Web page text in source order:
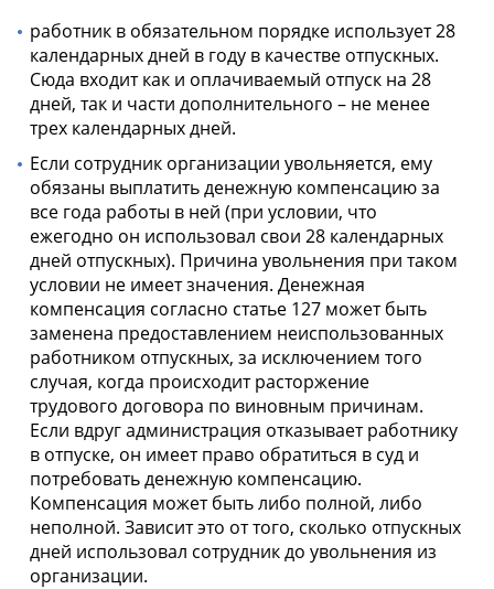
работник в обязательном порядке использует 28
календарных дней в году в качестве отпускных.
Сюда входит как и оплачиваемый отпуск на 28
дней, так и части дополнительного – не менее
трех календарных дней.
Если сотрудник организации увольняется, ему
обязаны выплатить денежную компенсацию за
все года работы в ней (при условии, что
ежегодно он использовал свои 28 календарных
дней отпускных). Причина увольнения при таком
условии не имеет значения. Денежная
компенсация согласно статье 127 может быть
заменена предоставлением неиспользованных
работником отпускных, за исключением того
случая, когда происходит расторжение
трудового договора по виновным причинам.
Если вдруг администрация отказывает работнику
в отпуске, он имеет право обратиться в суд и
потребовать денежную компенсацию.
Компенсация может быть либо полной, либо
неполной. Зависит это от того, сколько отпускных
дней использовал сотрудник до увольнения из
организации.